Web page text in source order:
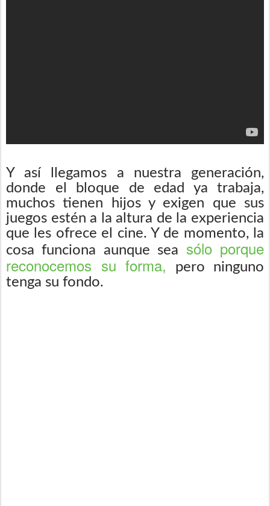
Y así llegamos a nuestra generación,
donde el bloque de edad ya trabaja,
muchos tienen hijos y exigen que sus
juegos estén a la altura de la experiencia
que les ofrece el cine. Y de momento, la
cosa funciona aunque sea sólo porque
reconocemos su forma, pero ninguno
tenga su fondo.